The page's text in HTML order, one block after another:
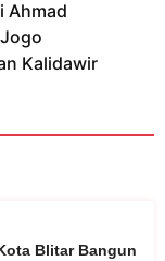
Ahmad
Kalidawir
Blitar Bangun